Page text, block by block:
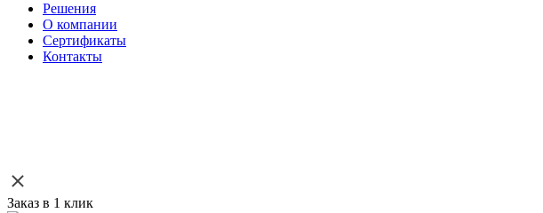
Решения
О компании
Сертификаты
Контакты
Заказ в 1 клик